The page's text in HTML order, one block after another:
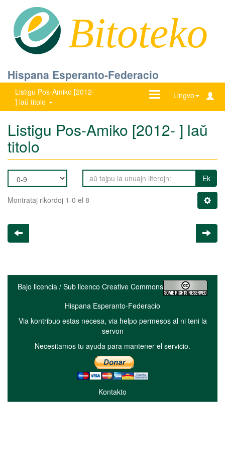
Bitoteko
Hispana Esperanto-Federacio
Listigu Pos-Amiko [2012-
] laŭ titolo
Lingvo
Ŝanĝu
Listigu Pos-Amiko [2012- ] laŭ
titolo
Ek
Montrataj rikordoj 1-0 el 8
Bajo licencia / Sub licenco Creative Commons
Hispana Esperanto-Federacio
Via kontribuo estas necesa, via helpo permesos al ni teni la
servon
Necesitamos tu ayuda para mantener el servicio.
Kontakto